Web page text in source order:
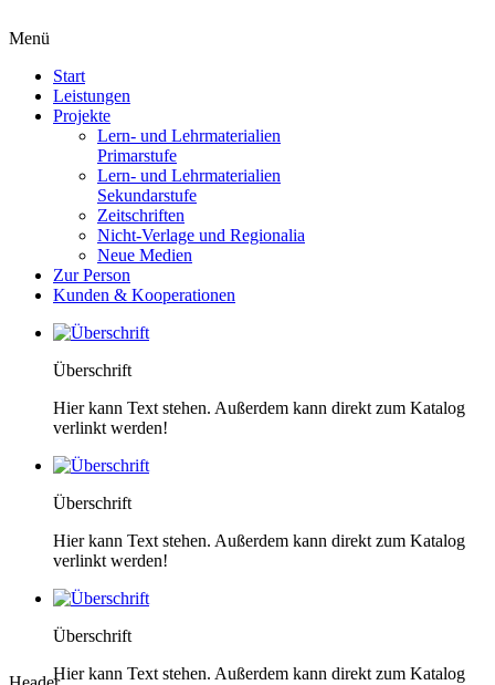
Menü
Start
Leistungen
Projekte
Lern- und Lehrmaterialien
Primarstufe
Lern- und Lehrmaterialien
Sekundarstufe
Zeitschriften
Nicht-Verlage und Regionalia
Neue Medien
Zur Person
Kunden & Kooperationen
Überschrift
Hier kann Text stehen. Außerdem kann direkt zum Katalog
verlinkt werden!
Überschrift
Hier kann Text stehen. Außerdem kann direkt zum Katalog
verlinkt werden!
Überschrift
Hier kann Text stehen. Außerdem kann direkt zum Katalog